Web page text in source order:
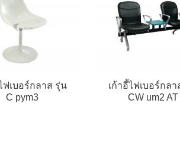
ฟเบอร์กลาส รุ่น
C pym3
เก้าอี้ไฟเบอร์กล
CW um2 AT